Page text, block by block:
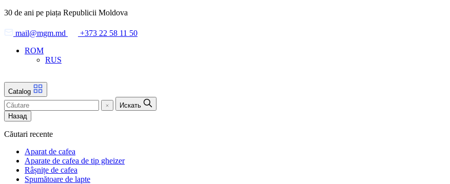
Skip
the
content
30 de ani pe piața Republicii Moldova
mail@mgm.md
+373 22 58 11 50
ROM
RUS
Catalog
Искать
Назад
Căutari recente
Aparat de cafea
Aparate de cafea de tip gheizer
Râșnițe de cafea
Spumătoare de lapte